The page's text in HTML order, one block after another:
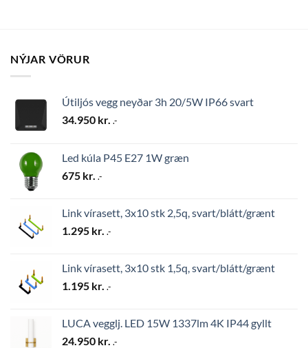
NÝJAR VÖRUR
Útiljós vegg neyðar 3h 20/5W IP66 svart
34.950 kr. .-
Led kúla P45 E27 1W græn
675 kr. .-
Link vírasett, 3x10 stk 2,5q, svart/blátt/grænt
1.295 kr. .-
Link vírasett, 3x10 stk 1,5q, svart/blátt/grænt
1.195 kr. .-
LUCA vegglj. LED 15W 1337lm 4K IP44 gyllt
24.950 kr. .-